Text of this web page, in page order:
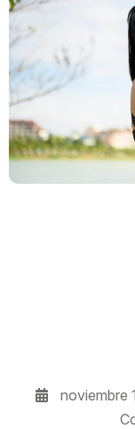
noviembre